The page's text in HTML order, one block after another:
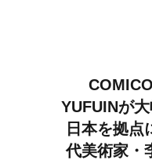
YUFUINが
日本を拠点
代美術家・